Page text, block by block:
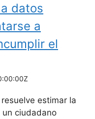
datos
a
el
estimar la
un ciudadano